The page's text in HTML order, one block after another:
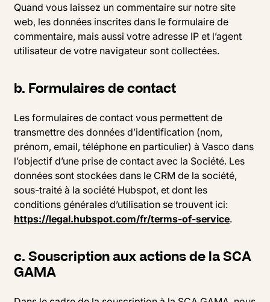
Quand vous laissez un commentaire sur notre site
web, les données inscrites dans le formulaire de
commentaire, mais aussi votre adresse IP et l’agent
utilisateur de votre navigateur sont collectées.
b. Formulaires de contact
Les formulaires de contact vous permettent de
transmettre des données d’identification (nom,
prénom, email, téléphone en particulier) à Vasco dans
l’objectif d’une prise de contact avec la Société. Les
données sont stockées dans le CRM de la société,
sous-traité à la société Hubspot, et dont les
conditions générales d’utilisation se trouvent ici:
https://legal.hubspot.com/fr/terms-of-service.
c. Souscription aux actions de la SCA
GAMA